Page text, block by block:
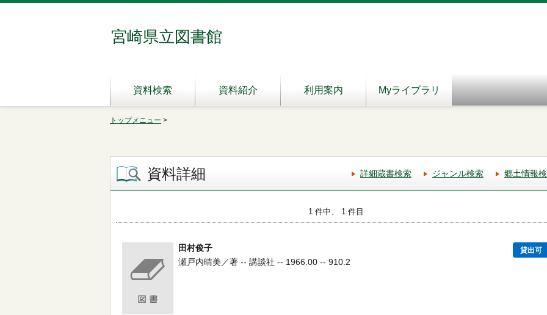
宮崎県立図書館
資料検索 資料紹介 利用案内 Myライブラリ
トップメニュー >
資料詳細 詳細蔵書検索 ジャンル検索 郷土情報
1 件中、 1 件目
田村俊子 貸出可
瀬戸内晴美／著 -- 講談社 -- 1966.00 -- 910.2